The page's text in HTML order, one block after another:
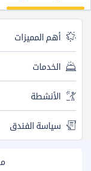
أهم المميزات
الخدمات
الأنشطة
سياسة الفندق